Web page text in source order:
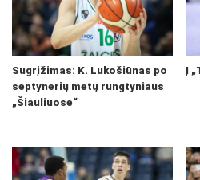
Sugrįžimas: K. Lukošiūnas po
septynerių metų rungtyniaus
„Šiauliuose“
Į